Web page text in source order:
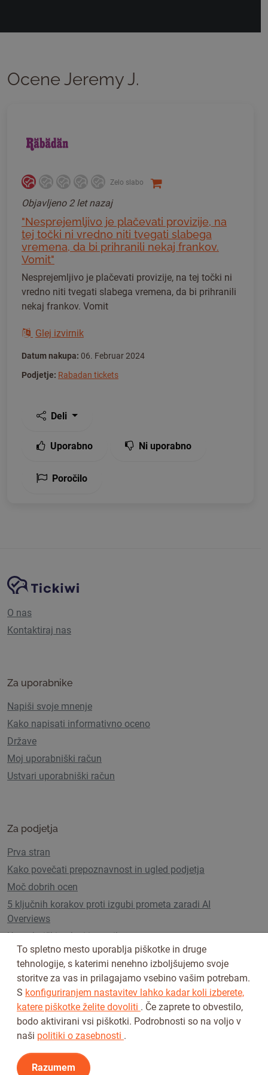
Ocene Jeremy J.
Zelo slabo
Objavljeno 2 let nazaj
"Nesprejemljivo je plačevati provizije, na
tej točki ni vredno niti tvegati slabega
vremena, da bi prihranili nekaj frankov.
Vomit"
Nesprejemljivo je plačevati provizije, na tej točki ni
vredno niti tvegati slabega vremena, da bi prihranili
nekaj frankov. Vomit
Glej izvirnik
Datum nakupa: 06. Februar 2024
Podjetje: Rabadan tickets
Deli
Uporabno Ni uporabno
Poročilo
Navigacija spletnega mesta
Platforma Tickiwi
O nas
Kontaktiraj nas
Za uporabnike
Napiši svoje mnenje
Kako napisati informativno oceno
Države
Moj uporabniški račun
Ustvari uporabniški račun
Za podjetja
Prva stran
Kako povečati prepoznavnost in ugled podjetja
Moč dobrih ocen
5 ključnih korakov proti izgubi prometa zaradi AI
Overviews
Uporabniški paketi in cenik
Sledi nam na
To spletno mesto uporablja piškotke in druge
tehnologije, s katerimi nenehno izboljšujemo svoje
storitve za vas in prilagajamo vsebino vašim potrebam.
S konfiguriranjem nastavitev lahko kadar koli izberete,
katere piškotke želite dovoliti . Če zaprete to obvestilo,
bodo aktivirani vsi piškotki. Podrobnosti so na voljo v
naši politiki o zasebnosti .
Razumem